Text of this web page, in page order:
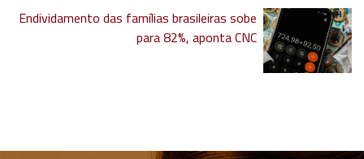
Endividamento das famílias brasileiras sobe
para 82%, aponta CNC